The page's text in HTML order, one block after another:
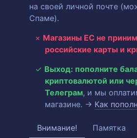
на своей личной почте
Спаме).
Магазины ЕС не
российские карты и
Выход: пополните
криптовалютой или
Телеграм, и мы
магазине. → Как
Внимание! Памятка